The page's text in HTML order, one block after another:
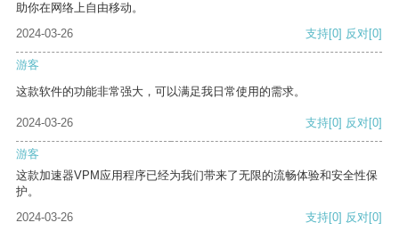
助你在网络上自由移动。
2024-03-26
支持[0] 反对[0]
游客
这款软件的功能非常强大，可以满足我日常使用的需求。
2024-03-26 支持[0] 反对[0]
游客
这款加速器VPM应用程序已经为我们带来了无限的流畅体验和安全性保
护。
2024-03-26
支持[0] 反对[0]